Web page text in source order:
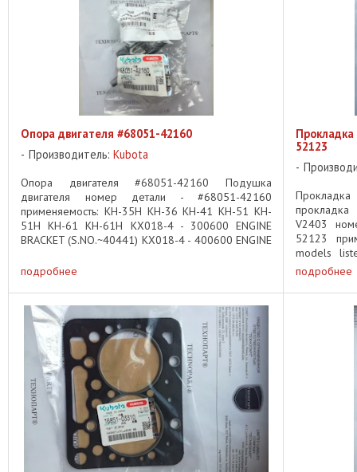
Опора двигателя #68051-42160
Производитель: Kubota
Опора двигателя #68051-42160 Подушка
двигателя номер детали - #68051-42160
применяемость: KH-35H KH-36 KH-41 KH-51 KH-
51H KH-61 KH-61H KX018-4 - 300600 ENGINE
BRACKET (S.NO.~40441) KX018-4 - 400600 ENGINE
подробнее
52123
V2403
52123
models
INJECTION
подробнее